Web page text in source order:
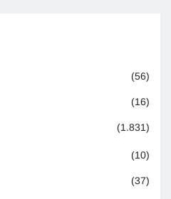
(56)
(16)
(1.831)
(10)
(37)